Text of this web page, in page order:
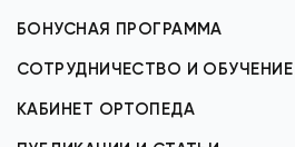
БОНУСНАЯ ПРОГРАММА
СОТРУДНИЧЕСТВО И ОБУЧЕНИЕ
КАБИНЕТ ОРТОПЕДА